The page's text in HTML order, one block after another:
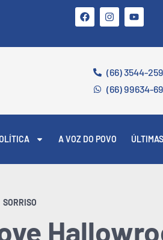
(66) 3544-
(66) 99634-
A VOZ DO POVO
SORRISO